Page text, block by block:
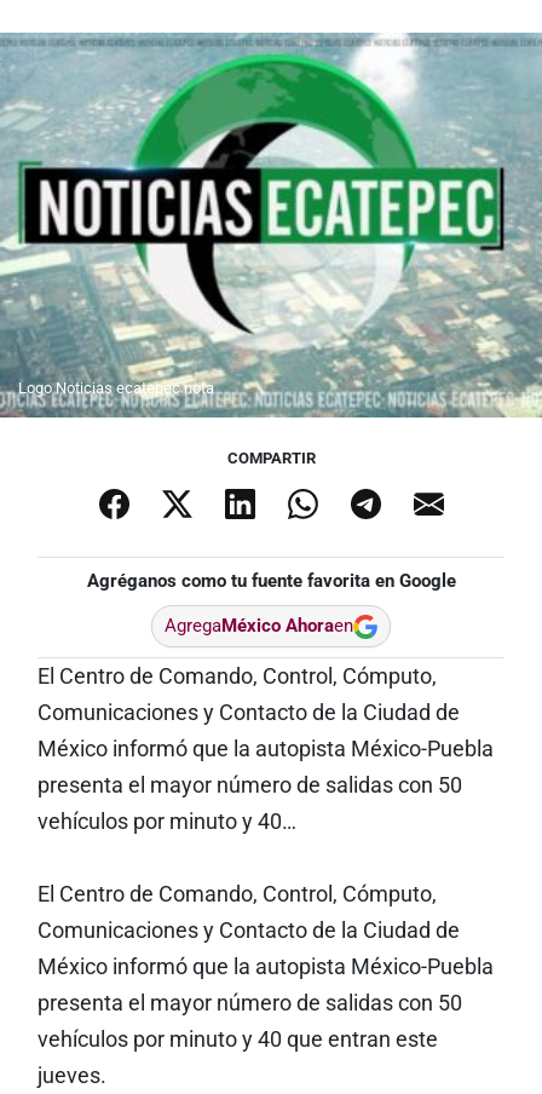
Logo Noticias ecatepec nota
COMPARTIR
Agréganos como tu fuente favorita en Google
AgregaMéxico Ahoraen
El Centro de Comando, Control, Cómputo,
Comunicaciones y Contacto de la Ciudad de
México informó que la autopista México-Puebla
presenta el mayor número de salidas con 50
vehículos por minuto y 40…
El Centro de Comando, Control, Cómputo,
Comunicaciones y Contacto de la Ciudad de
México informó que la autopista México-Puebla
presenta el mayor número de salidas con 50
vehículos por minuto y 40 que entran este
jueves.